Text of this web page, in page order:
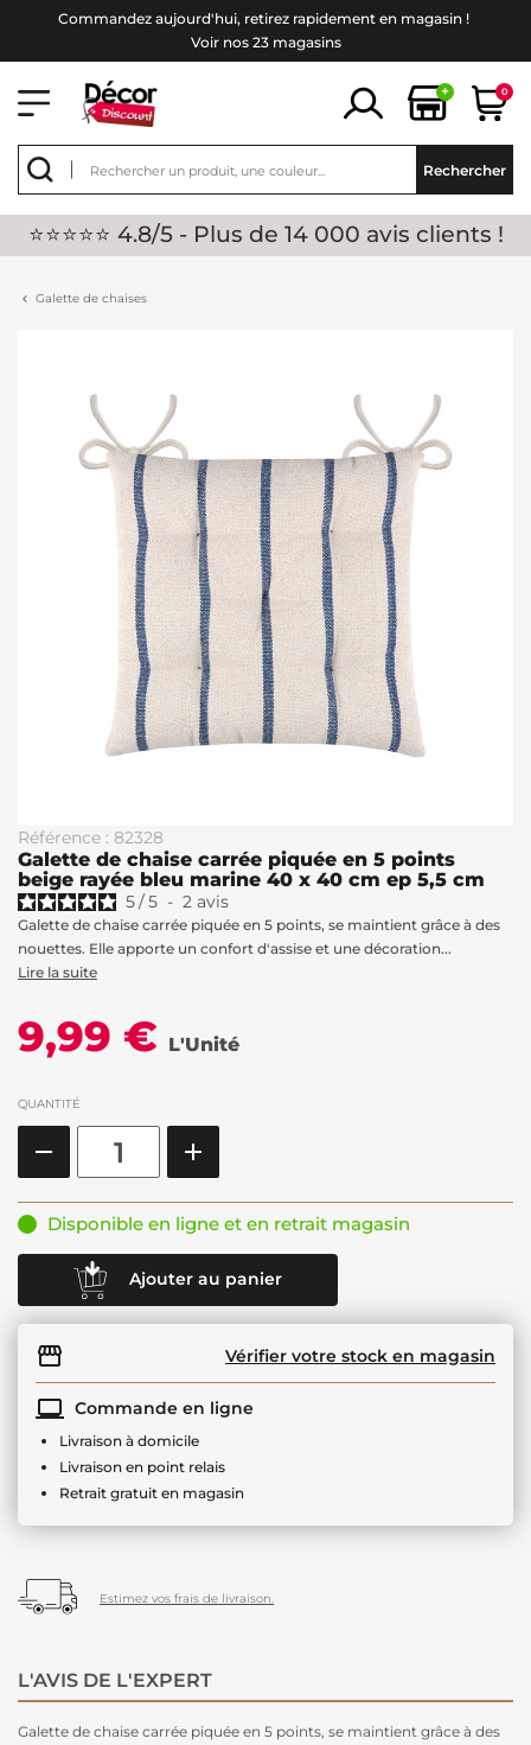
Commandez aujourd'hui, retirez rapidement en magasin !
Voir nos 23 magasins
+ 0
Rechercher
⭐⭐⭐⭐⭐ 4.8/5 - Plus de 14 000 avis clients !
Galette de chaises
Référence : 82328
Galette de chaise carrée piquée en 5 points
beige rayée bleu marine 40 x 40 cm ep 5,5 cm
5/5 - 2 avis
Galette de chaise carrée piquée en 5 points, se maintient grâce à des
nouettes. Elle apporte un confort d'assise et une décoration...
Lire la suite
9,99 € L'Unité
QUANTITÉ
Disponible en ligne et en retrait magasin
Ajouter au panier
Vérifier votre stock en magasin
Commande en ligne
Livraison à domicile
Livraison en point relais
Retrait gratuit en magasin
Estimez vos frais de livraison.
L'AVIS DE L'EXPERT
Galette de chaise carrée piquée en 5 points, se maintient grâce à des